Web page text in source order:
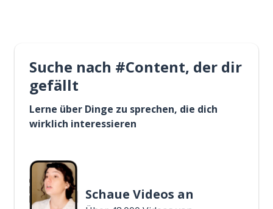
Suche nach #Content, der dir
gefällt
Lerne über Dinge zu sprechen, die dich
wirklich interessieren
Schaue Videos an